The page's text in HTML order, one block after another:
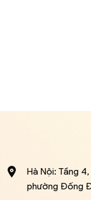
Hà Nội: Tầng
phường Đống